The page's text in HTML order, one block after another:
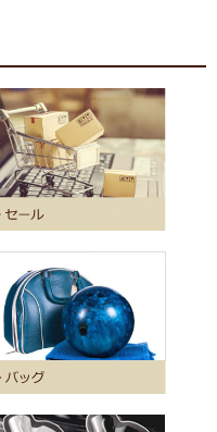
合せ対応中止ご案内
ないお客様へ】